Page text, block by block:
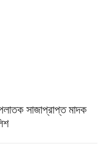
পলাতক সাজাপ্রাপ্ত মাদক